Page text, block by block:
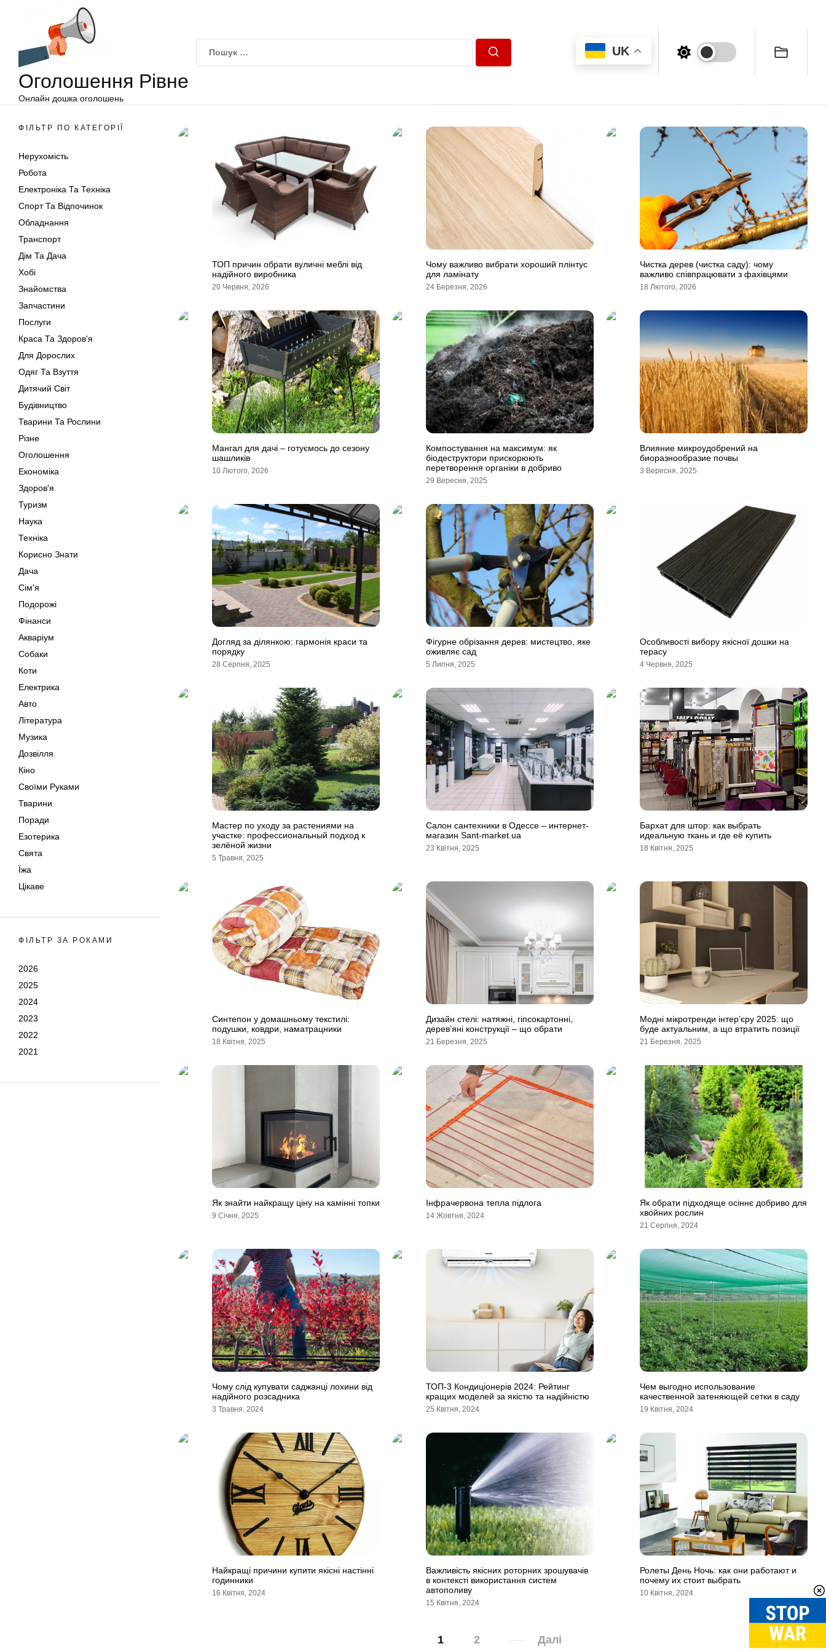
Оголошення Рівне
Онлайн дошка оголошень
UK
ФІЛЬТР ПО КАТЕГОРІЇ
Нерухомість
Робота
Електроніка Та Техніка
Спорт Та Відпочинок
Обладнання
Транспорт
Дім Та Дача
Хобі
Знайомства
Запчастини
Послуги
Краса Та Здоров'я
Для Дорослих
Одяг Та Взуття
Дитячий Світ
Будівництво
Тварини Та Рослини
Різне
Оголошення
Економіка
Здоров'я
Туризм
Наука
Техніка
Корисно Знати
Дача
Сім'я
Подорожі
Фінанси
Акваріум
Собаки
Коти
Електрика
Авто
Література
Музика
Дозвілля
Кіно
Своїми Руками
Тварини
Поради
Езотерика
Свята
Їжа
Цікаве
ФІЛЬТР ЗА РОКАМИ
2026
2025
2024
2023
2022
2021
ТОП причин обрати вуличні меблі від
надійного виробника
20 Червня, 2026
Чому важливо вибрати хороший плінтус
для ламінату
24 Березня, 2026
Чистка дерев (чистка саду): чому
важливо співпрацювати з фахівцями
18 Лютого, 2026
Мангал для дачі – готуємось до сезону
шашликів
10 Лютого, 2026
Компостування на максимум: як
біодеструктори прискорюють
перетворення органіки в добриво
29 Вересня, 2025
Влияние микроудобрений на
биоразнообразие почвы
3 Вересня, 2025
Догляд за ділянкою: гармонія краси та
порядку
28 Серпня, 2025
Фігурне обрізання дерев: мистецтво, яке
оживляє сад
5 Липня, 2025
Особливості вибору якісної дошки на
терасу
4 Червня, 2025
Мастер по уходу за растениями на
участке: профессиональный подход к
зелёной жизни
5 Травня, 2025
Салон сантехники в Одессе – интернет-
магазин Sant-market.ua
23 Квітня, 2025
Бархат для штор: как выбрать
идеальную ткань и где её купить
18 Квітня, 2025
Синтепон у домашньому текстилі:
подушки, ковдри, наматрацники
18 Квітня, 2025
Дизайн стелі: натяжні, гіпсокартонні,
дерев’яні конструкції – що обрати
21 Березня, 2025
Модні мікротренди інтер’єру 2025: що
буде актуальним, а що втратить позиції
21 Березня, 2025
Як знайти найкращу ціну на камінні топки
9 Січня, 2025
Інфрачервона тепла підлога
14 Жовтня, 2024
Як обрати підходяще осіннє добриво для
хвойних рослин
21 Серпня, 2024
Чому слід купувати саджанці лохини від
надійного розсадника
3 Травня, 2024
ТОП-3 Кондиціонерів 2024: Рейтинг
кращих моделей за якістю та надійністю
25 Квітня, 2024
Чем выгодно использование
качественной затеняющей сетки в саду
19 Квітня, 2024
Найкращі причини купити якісні настінні
годинники
16 Квітня, 2024
Важливість якісних роторних зрошувачів
в контексті використання систем
автополиву
15 Квітня, 2024
Ролеты День Ночь: как они работают и
почему их стоит выбрать
10 Квітня, 2024
1 2 Далі